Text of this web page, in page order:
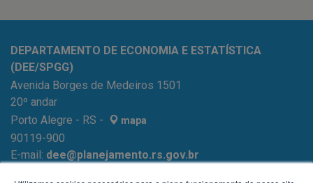
DEPARTAMENTO DE ECONOMIA E ESTATÍSTICA
(DEE/SPGG)
Avenida Borges de Medeiros 1501
20º andar
Porto Alegre - RS -
mapa
90119-900
E-mail: dee@planejamento.rs.gov.br